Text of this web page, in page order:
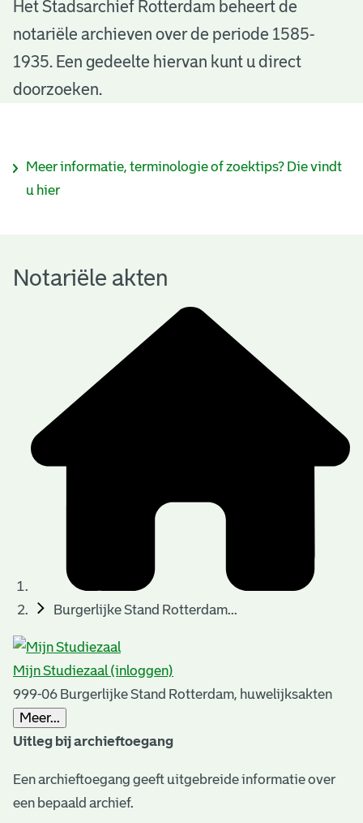
N
o
Het Stadsarchief Rotterdam beheert de
notariële archieven over de periode 1585-
1935. Een gedeelte hiervan kunt u direct
doorzoeken.
I
r
n
a
'
s
n
o
t
a
r
Meer informatie, terminologie of zoektips? Die vindt
u hier
Notariële akten
Burgerlijke Stand Rotterdam...
Mijn Studiezaal (inloggen)
999-06 Burgerlijke Stand Rotterdam, huwelijksakten
Meer...
Uitleg bij archieftoegang
Een archieftoegang geeft uitgebreide informatie over
een bepaald archief.